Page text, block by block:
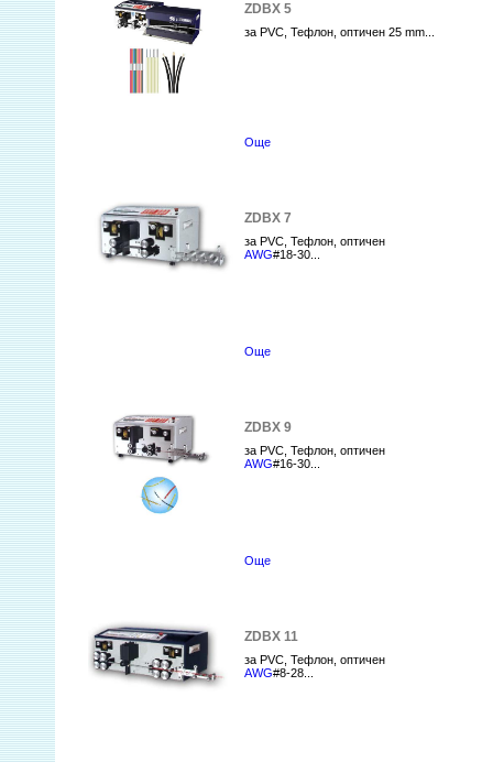
ZDBX 5
за PVC, Teфлон, оптичен 25 mm...
Още
ZDBX 7
за PVC, Teфлон, оптичен
AWG#18-30...
Още
ZDBX 9
за PVC, Teфлон, оптичен
AWG#16-30...
Още
ZDBX 11
за PVC, Teфлон, оптичен
AWG#8-28...